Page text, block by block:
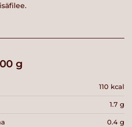
g
110 kcal
1.7 g
0.4 g